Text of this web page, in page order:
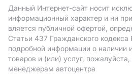
Данный Интернет-сайт носит
информационный характер и ни
вляется публичной офертой,
Статьи 437 Гражданского
подробной информации о наличии
товаров и (или) услуг,
менеджерам автоцентра